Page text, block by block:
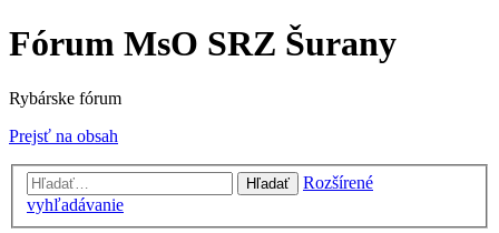
Fórum MsO SRZ Šurany
Rybárske fórum
Prejsť na obsah
Hľadať
Rozšírené
vyhľadávanie